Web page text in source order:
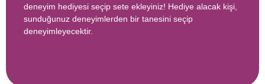
deneyim hediyesi seçip sete ekleyiniz! Hediye alacak kişi,
sunduğunuz deneyimlerden bir tanesini seçip
deneyimleyecektir.